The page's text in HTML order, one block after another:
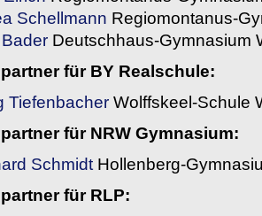
Schellmann Regiomontanus-
Deutschhaus-Gymnasium
für BY Realschule:
Tiefenbacher Wolffskeel-Schule
für NRW Gymnasium:
Schmidt Hollenberg-
für RLP: